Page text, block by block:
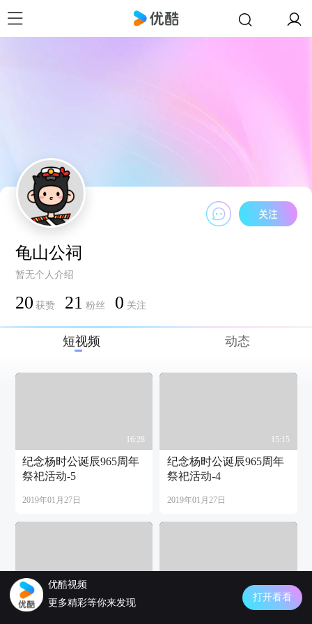
龟山公祠
暂无个人介绍
20 获赞 21 粉丝 0 关注
短视频 动态
16:28
纪念杨时公诞辰965周年
祭祀活动-5
2019年01月27日
15:15
纪念杨时公诞辰965周年
祭祀活动-4
2019年01月27日
纪念杨时公诞辰965周年
18:50
纪念杨时公诞辰965周年
优酷视频
更多精彩等你来发现
打开看看